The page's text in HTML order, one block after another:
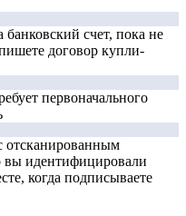
счет, пока не
договор купли-
первоначального
отсканированным
вы идентифицировали
когда подписываете